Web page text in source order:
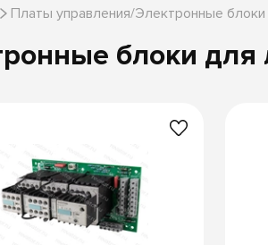
Платы управления/Электронные
блоки для